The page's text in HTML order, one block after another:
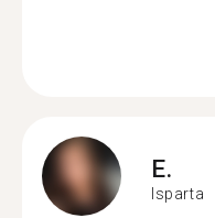
E.
Isparta